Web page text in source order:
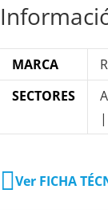
MARCA
SECTORES
Ver FICHA